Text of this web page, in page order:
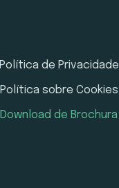
Política de Privacidade
Política sobre Cookies
Download de Brochura